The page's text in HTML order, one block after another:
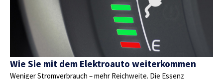
Wie Sie mit dem Elektroauto weiterkommen
Weniger Stromverbrauch – mehr Reichweite. Die Essenz